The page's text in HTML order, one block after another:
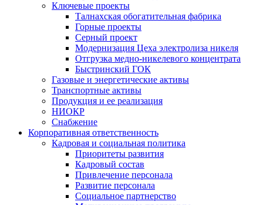
Ключевые проекты
Талнахская обогатительная фабрика
Горные проекты
Серный проект
Модернизация Цеха электролиза никеля
Отгрузка медно-никелевого концентрата
Быстринский ГОК
Газовые и энергетические активы
Транспортные активы
Продукция и ее реализация
НИОКР
Снабжение
Корпоративная ответственность
Кадровая и социальная политика
Приоритеты развития
Кадровый состав
Привлечение персонала
Развитие персонала
Социальное партнерство